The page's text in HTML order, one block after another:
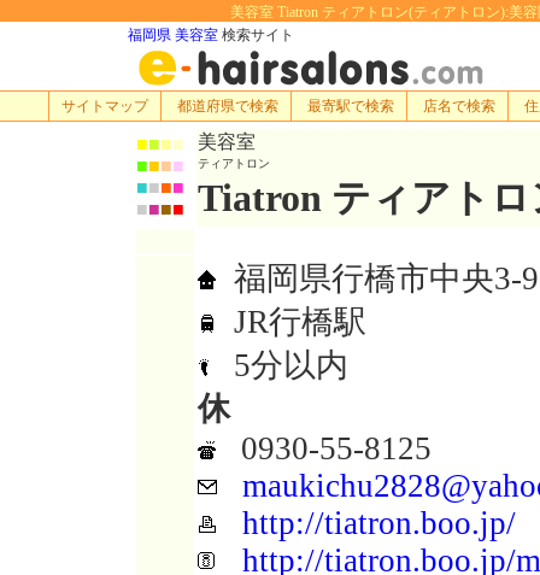
美容室 Tiatron ティアトロン(ティアトロン):美
福岡県 美容室 検索サイト
サイトマップ 都道府県で検索 最寄駅で検索 店名で検索
■■■■
■■■■
■■■■
■■■■
美容室
ティアトロン
Tiatron ティアトロ
福岡県行橋市中央3-
JR行橋駅
5分以内
休
0930-55-8125
http://tiatron.boo.jp/
http://tiatron.boo.jp/